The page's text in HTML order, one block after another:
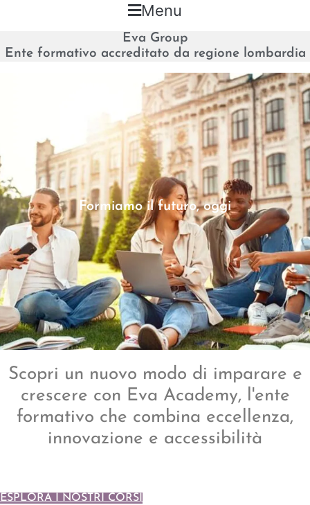
Menu
Eva Group
Ente formativo accreditato da regione lombardia
Formiamo il futuro, oggi
Scopri un nuovo modo di imparare e
crescere con Eva Academy, l'ente
formativo che combina eccellenza,
innovazione e accessibilità
ESPLORA I NOSTRI CORSI